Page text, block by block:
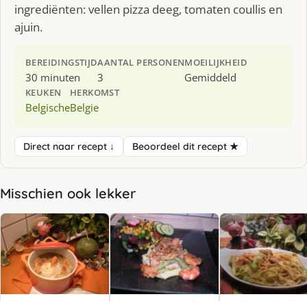
ingrediënten: vellen pizza deeg, tomaten coullis en
ajuin.
BEREIDINGSTIJD
30 minuten
AANTAL PERSONEN
3
MOEILIJKHEID
Gemiddeld
KEUKEN
Belgische
HERKOMST
Belgie
Direct naar recept ↓ Beoordeel dit recept ★
Misschien ook lekker